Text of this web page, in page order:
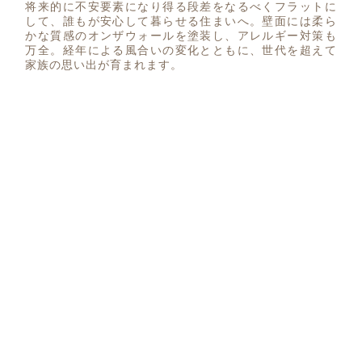
将来的に不安要素になり得る段差をなるべくフラットに
して、誰もが安心して暮らせる住まいへ。壁面には柔ら
かな質感のオンザウォールを塗装し、アレルギー対策も
万全。経年による風合いの変化とともに、世代を超えて
家族の思い出が育まれます。